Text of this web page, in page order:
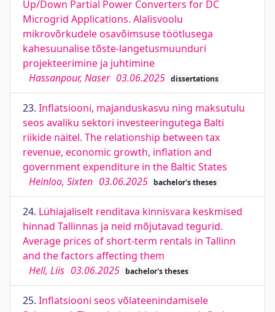
Up/Down Partial Power Converters for DC
Microgrid Applications. Alalisvoolu
mikrovõrkudele osavõimsuse töötlusega
kahesuunalise tõste-langetusmuunduri
projekteerimine ja juhtimine
Hassanpour, Naser 03.06.2025 dissertations
23. Inflatsiooni, majanduskasvu ning maksutulu
seos avaliku sektori investeeringutega Balti
riikide näitel. The relationship between tax
revenue, economic growth, inflation and
government expenditure in the Baltic States
Heinloo, Sixten 03.06.2025 bachelor's theses
24. Lühiajaliselt renditava kinnisvara keskmised
hinnad Tallinnas ja neid mõjutavad tegurid.
Average prices of short-term rentals in Tallinn
and the factors affecting them
Hell, Liis 03.06.2025 bachelor's theses
25. Inflatsiooni seos võlateenindamisele